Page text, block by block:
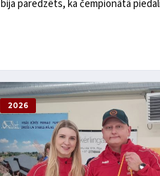
bija paredzēts, ka čempionātā
2026